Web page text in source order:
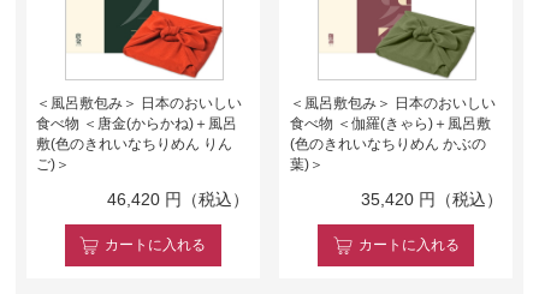
＜風呂敷包み＞ 日本のおいしい
食べ物 ＜唐金(からかね)＋風呂
敷(色のきれいなちりめん りん
ご)＞
46,420 円（税込）
カート に入れる
＜風呂敷包み＞ 日本のおいしい
食べ物 ＜伽羅(きゃら)＋風呂敷
(色のきれいなちりめん かぶの
葉)＞
35,420 円（税込）
カート に入れる